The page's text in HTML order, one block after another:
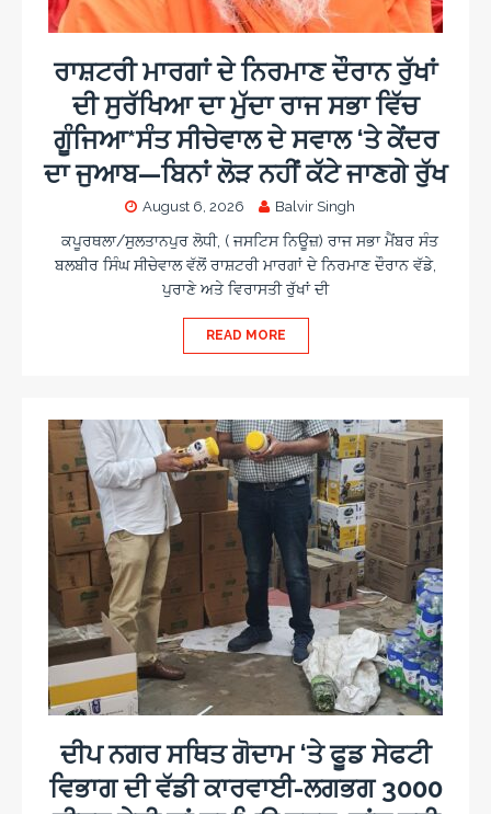
ਰਾਸ਼ਟਰੀ ਮਾਰਗਾਂ ਦੇ ਨਿਰਮਾਣ ਦੌਰਾਨ ਰੁੱਖਾਂ
ਦੀ ਸੁਰੱਖਿਆ ਦਾ ਮੁੱਦਾ ਰਾਜ ਸਭਾ ਵਿੱਚ
ਗੂੰਜਿਆ*ਸੰਤ ਸੀਚੇਵਾਲ ਦੇ ਸਵਾਲ ‘ਤੇ ਕੇਂਦਰ
ਦਾ ਜੁਆਬ—ਬਿਨਾਂ ਲੋੜ ਨਹੀਂ ਕੱਟੇ ਜਾਣਗੇ ਰੁੱਖ
August 6, 2026 Balvir Singh
ਕਪੂਰਥਲਾ/ਸੁਲਤਾਨਪੁਰ ਲੋਧੀ, ( ਜਸਟਿਸ ਨਿਊਜ਼) ਰਾਜ ਸਭਾ ਮੈਂਬਰ ਸੰਤ
ਬਲਬੀਰ ਸਿੰਘ ਸੀਚੇਵਾਲ ਵੱਲੋਂ ਰਾਸ਼ਟਰੀ ਮਾਰਗਾਂ ਦੇ ਨਿਰਮਾਣ ਦੌਰਾਨ ਵੱਡੇ,
ਪੁਰਾਣੇ ਅਤੇ ਵਿਰਾਸਤੀ ਰੁੱਖਾਂ ਦੀ
READ MORE
ਦੀਪ ਨਗਰ ਸਥਿਤ ਗੋਦਾਮ ‘ਤੇ ਫੂਡ ਸੇਫਟੀ
ਵਿਭਾਗ ਦੀ ਵੱਡੀ ਕਾਰਵਾਈ-ਲਗਭਗ 3000